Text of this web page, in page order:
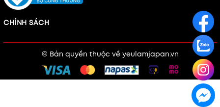
CHÍNH SÁCH
© Bản quyền thuộc về yeulamjapan.vn